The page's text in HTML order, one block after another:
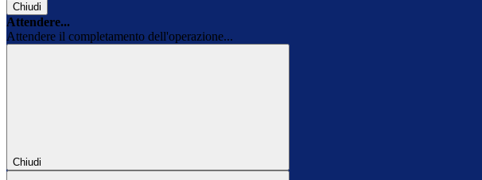
Chiudi
Attendere...
Attendere il completamento dell'operazione...
Chiudi